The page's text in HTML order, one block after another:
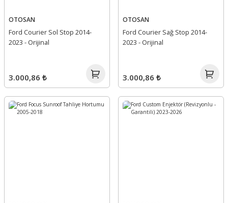
OTOSAN
Ford Courier Sol Stop 2014-
2023 - Orijinal
3.000,86 ₺
OTOSAN
Ford Courier Sağ Stop 2014-
2023 - Orijinal
3.000,86 ₺